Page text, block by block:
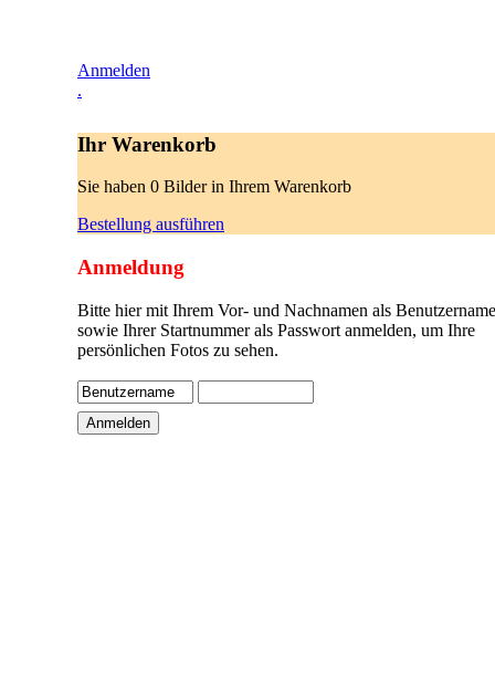
Anmelden
.
Ihr Warenkorb
Sie haben 0 Bilder in Ihrem Warenkorb
Bestellung ausführen
Anmeldung
Bitte hier mit Ihrem Vor- und Nachnamen als
sowie Ihrer Startnummer als Passwort anmelden, um Ihre
persönlichen Fotos zu sehen.